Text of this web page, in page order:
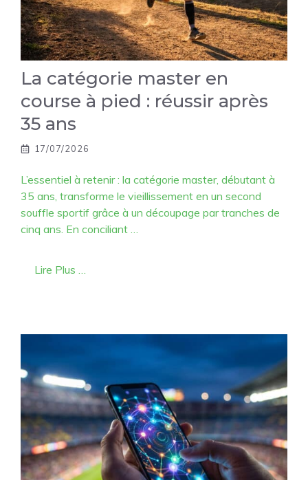
La catégorie master en
course à pied : réussir après
35 ans
17/07/2026
L’essentiel à retenir : la catégorie master, débutant à
35 ans, transforme le vieillissement en un second
souffle sportif grâce à un découpage par tranches de
cinq ans. En conciliant …
Lire Plus …